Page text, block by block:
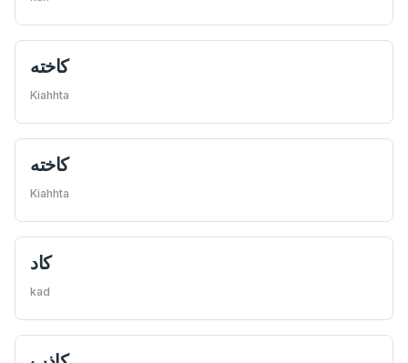
كاخته
Kiahhta
كاخته
Kiahhta
كاد
kad